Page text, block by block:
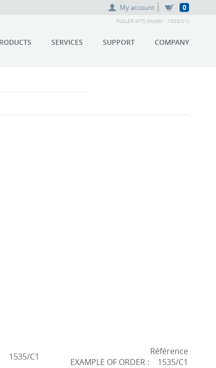
My account 0
PULLER KITS (Model : 1535/C1)
SERVICES SUPPORT COMPANY
1535/C1 EXAMPLE OF ORDER :
Référence
1535/C1